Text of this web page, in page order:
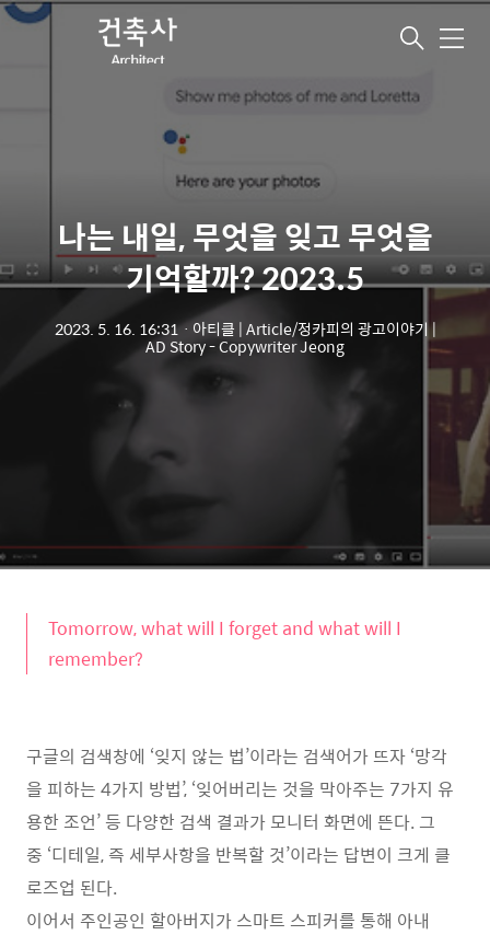
메
나는 내일, 무엇을 잊고 무엇을
기억할까? 2023.5
2023. 5. 16. 16:31ㆍ 아티클 | Article/정카피의 광고이야기 |
AD Story - Copywriter Jeong
Tomorrow, what will I forget and what will I
remember?
구글의 검색창에 ‘잊지 않는 법’이라는 검색어가 뜨자 ‘망각
을 피하는 4가지 방법’, ‘잊어버리는 것을 막아주는 7가지 유
용한 조언’ 등 다양한 검색 결과가 모니터 화면에 뜬다. 그
중 ‘디테일, 즉 세부사항을 반복할 것’이라는 답변이 크게 클
로즈업 된다.
이어서 주인공인 할아버지가 스마트 스피커를 통해 아내